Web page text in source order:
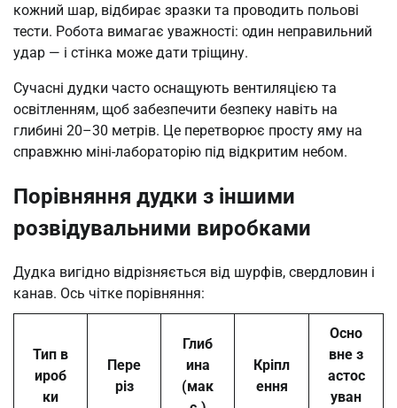
кожний шар, відбирає зразки та проводить польові
тести. Робота вимагає уважності: один неправильний
удар — і стінка може дати тріщину.
Сучасні дудки часто оснащують вентиляцією та
освітленням, щоб забезпечити безпеку навіть на
глибині 20–30 метрів. Це перетворює просту яму на
справжню міні-лабораторію під відкритим небом.
Порівняння дудки з іншими
розвідувальними виробками
Дудка вигідно відрізняється від шурфів, свердловин і
канав. Ось чітке порівняння:
Тип в
ироб
ки
Пере
різ
Глиб
ина
(мак
Кріпл
ення
Осно
вне з
астос
уван